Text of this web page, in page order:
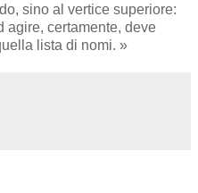
sino al vertice superiore:
agire, certamente, deve
lista di nomi. »